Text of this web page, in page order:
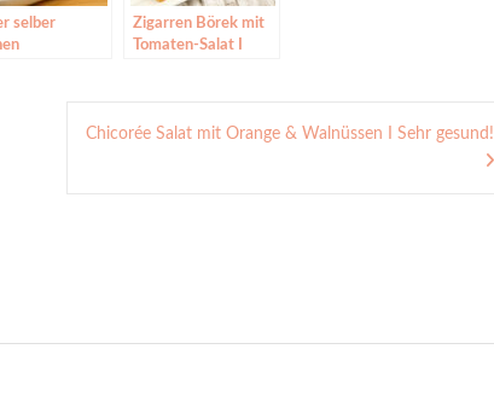
selber
Zigarren Börek mit
Tomaten-Salat I
Chicorée Salat mit Orange & Walnüssen I Sehr gesund!